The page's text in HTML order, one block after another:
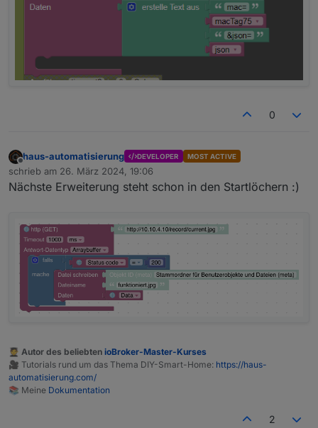
0
Offline
haus-automatisierung DEVELOPER MOST ACTIVE
schrieb am 26. März 2024, 19:06
zuletzt editiert von
Nächste Erweiterung steht schon in den Startlöchern :)
🧑‍🎓 Autor des beliebten ioBroker-Master-Kurses
🎥 Tutorials rund um das Thema DIY-Smart-Home: https://haus-
automatisierung.com/
📚 Meine Dokumentation
2